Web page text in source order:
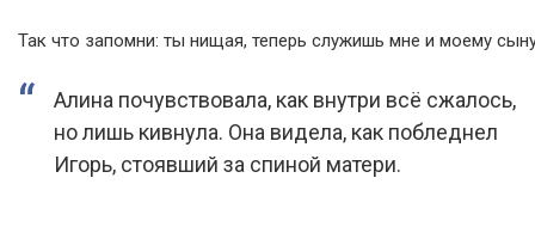
Так что запомни: ты нищая, теперь служишь мне и моему
Алина почувствовала, как внутри всё сжалось,
но лишь кивнула. Она видела, как побледнел
Игорь, стоявший за спиной матери.